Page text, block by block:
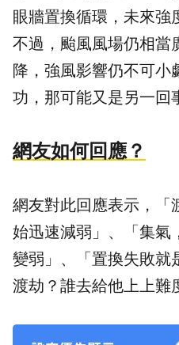
眼牆置換循環，未來強
不過，颱風風場仍相當
降，強風影響仍不可小
功，那可能又是另一回
網友如何回應？
網友對此回應表示，「
始迅速減弱」、「集氣
變弱」、「置換失敗就
渡劫？誰去給他上上難